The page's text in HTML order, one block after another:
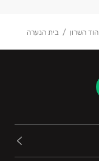
הוד השרון בית הנערה